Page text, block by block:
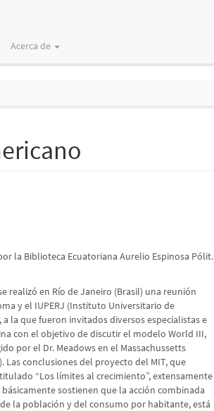
Acerca de
la Biblioteca Ecuatoriana Aurelio Espinosa Pólit.
realizó en Río de Janeiro (Brasil) una reunión
y el IUPERJ (Instituto Universitario de
a la que fueron invitados diversos especialistas e
con el objetivo de discutir el modelo World III,
por el Dr. Meadows en el Massachussetts
Las conclusiones del proyecto del MIT, que
“Los límites al crecimiento”, extensamente
sostienen que la acción combinada
la población y del consumo por habitante, está